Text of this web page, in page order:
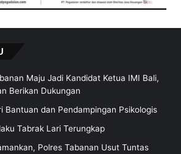
Maju Jadi Kandidat Ketua IMI Bali,
Berikan Dukungan
Bantuan dan Pendampingan Psikologis
Tabrak Lari Terungkap
Polres Tabanan Usut Tuntas